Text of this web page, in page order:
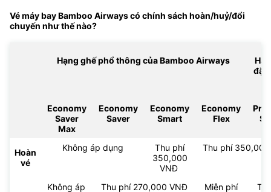
Vé máy bay Bamboo Airways có chính sách hoàn/huỷ/đổi
chuyến như thế nào?
Hạng ghế phổ thông của Bamboo Airways
đặc
Economy
Saver
Max
Economy
Saver
Economy
Smart
Economy
Flex
Hoàn
vé
Không áp dụng
Thu phí
350,000
VNĐ
Thu phí
Không áp
Thu phí 270,000 VNĐ
Miễn phí